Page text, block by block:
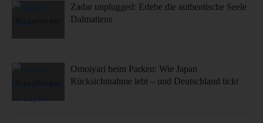
Zadar unplugged: Erlebe die authentische Seele
Dalmatiens
Omoiyari beim Parken: Wie Japan
Rücksichtnahme lebt – und Deutschland tickt